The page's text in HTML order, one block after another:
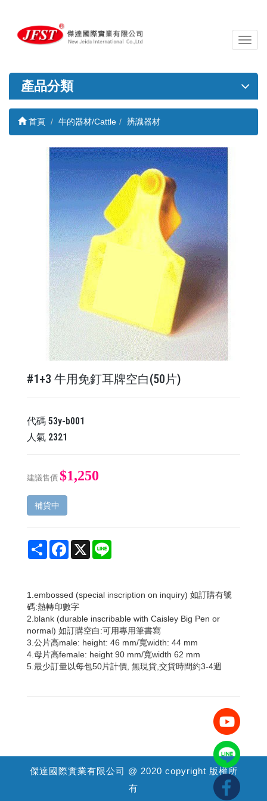
導
覽
關
產品分類
首頁 牛的器材/Cattle 辨識器材
#1+3 牛用免釘耳牌空白(50片)
代碼 53y-b001
人氣 2321
建議售價 $1,250
補貨中
Share Facebook
X
1.embossed (special inscription on inquiry) 如訂購有號
碼:熱轉印數字
2.blank (durable inscribable with Caisley Big Pen or
normal) 如訂購空白:可用專用筆書寫
3.公片高male: height: 46 mm/寬width: 44 mm
4.母片高female: height 90 mm/寬width 62 mm
5.最少訂量以每包50片計價, 無現貨,交貨時間約3-4週
傑達國際實業有限公司 @ 2020 copyright 版權所
有